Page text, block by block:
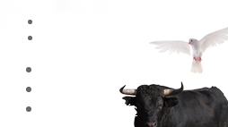
Enlaces de Interés